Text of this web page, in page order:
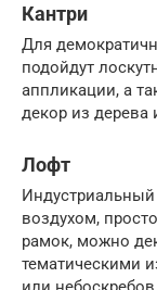
Кантри
Для
подойдут
аппликации, а
декор из дерева
Лофт
воздухом,
рамок, можно
тематическими